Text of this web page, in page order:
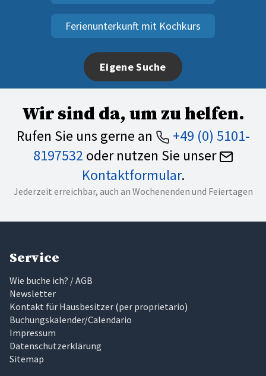
Ferienunterkunft mit Kochkurs
Eigene Suche
Wir sind da, um zu helfen.
Rufen Sie uns gerne an
+49 (0) 5101-
8197532 oder nutzen Sie unser
Kontaktformular.
Jederzeit erreichbar, auch an Wochenenden und Feiertagen
Service
Wie buche ich? / AGB
Newsletter
Kontakt für Hausbesitzer (per proprietario)
Buchungskalender/Calendario
Impressum
Datenschutzerklärung
Sitemap